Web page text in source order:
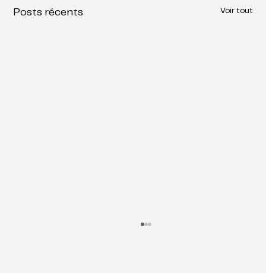
Posts récents Voir tout